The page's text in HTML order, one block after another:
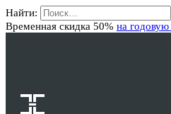
Найти:
Временная скидка 50% на